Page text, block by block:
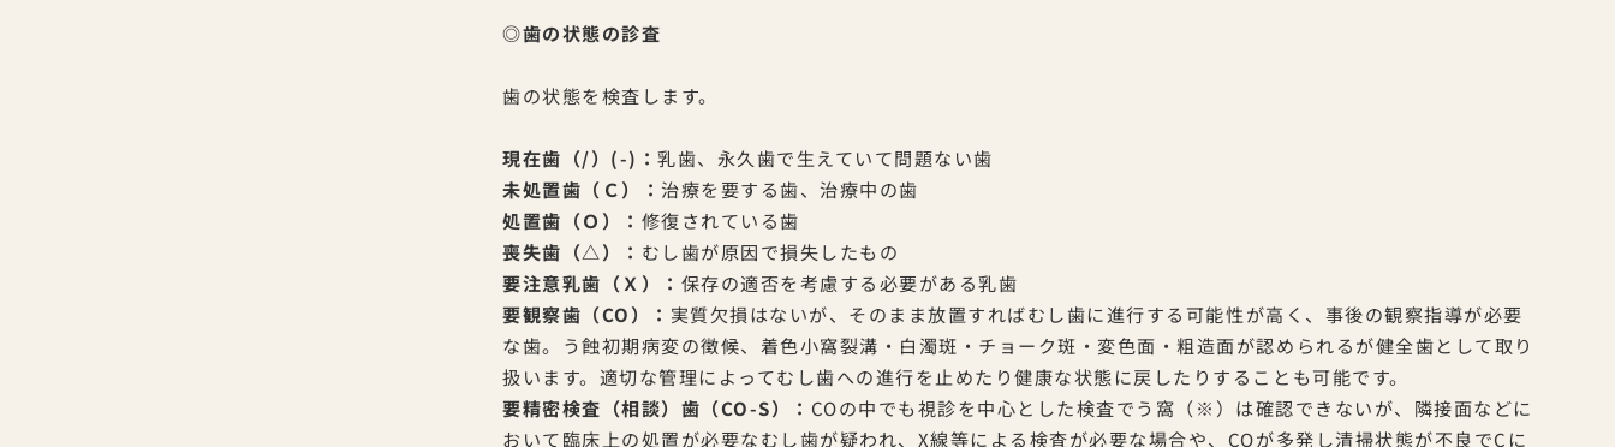
◎歯の状態の診査
歯の状態を検査します。
現在歯（/）(-)：乳歯、永久歯で生えていて問題ない歯
未処置歯（Ｃ）：治療を要する歯、治療中の歯
処置歯（Ｏ）： 修復されている歯
喪失歯（△）： むし歯が原因で損失したもの
要注意乳歯（Ｘ）： 保存の適否を考慮する必要がある乳歯
要観察歯（CO）： 実質欠損はないが、そのまま放置すればむし歯に進行する可能性が高く、事後の観察指導が必要
な歯。う蝕初期病変の徴候、着色小窩裂溝・白濁斑・チョーク斑・変色面・粗造面が認められるが健全歯として取り
扱います。適切な管理によってむし歯への進行を止めたり健康な状態に戻したりすることも可能です。
要精密検査（相談）歯（CO-S）： COの中でも視診を中心とした検査でう窩（※）は確認できないが、隣接面などに
おいて臨床上の処置が必要なむし歯が疑われ、X線等による検査が必要な場合や、COが多発し清掃状態が不良でCに